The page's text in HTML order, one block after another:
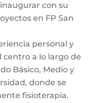
con su
en FP San
personal y
centro a lo largo de
Básico, Medio y
donde se
fisioterapia.